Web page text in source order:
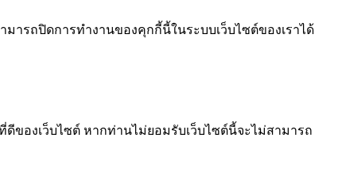
ารถปิดการทำงานของคุกกี้นี้ในระบบเว็บไซต์ของเราได้
ของเว็บไซต์ หากท่านไม่ยอมรับเว็บไซต์นี้จะไม่สามารถ